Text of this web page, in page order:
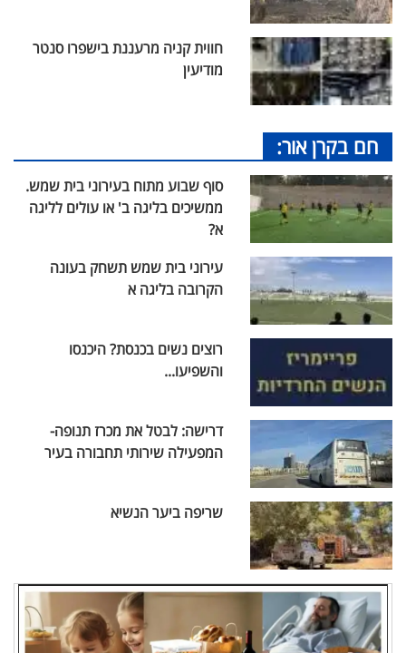
חווית קניה מרעננת בישפרו סנטר
מודיעין
חם בקרן אור:
סוף שבוע מתוח בעירוני בית שמש.
ממשיכים בליגה ב' או עולים לליגה
א?
עירוני בית שמש תשחק בעונה
הקרובה בליגה א
רוצים נשים בכנסת? היכנסו
והשפיעו...
דרישה: לבטל את מכרז תנופה-
המפעילה שירותי תחבורה בעיר
שריפה ביער הנשיא